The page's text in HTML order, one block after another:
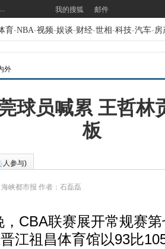
我的搜狐 邮件
育-NBA-视频-娱谈-财经-世相-科技-汽车-房
外
球员喊累 王哲林
板
人参与)
海峡都市报 作者：石磊磊
联赛展开常规赛第
江祖昌体育馆以93比